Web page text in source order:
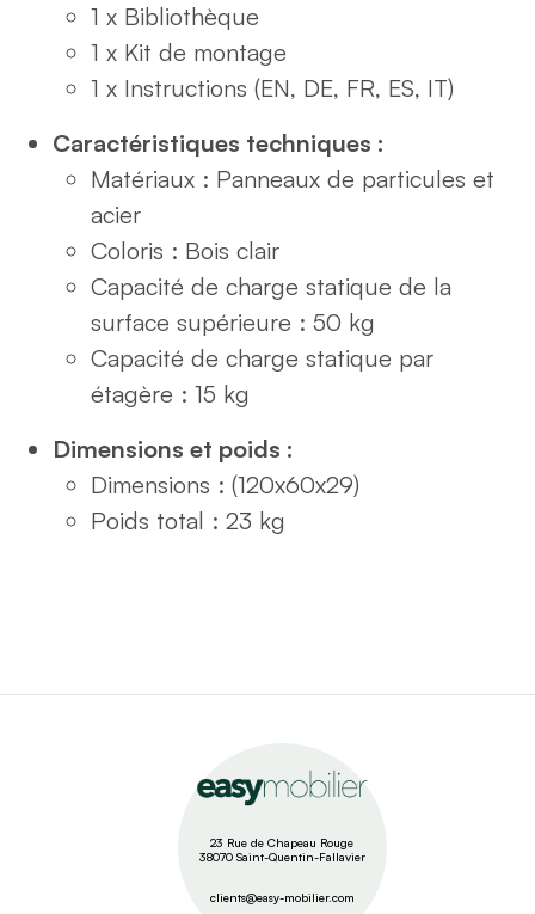
1 x Bibliothèque
1 x Kit de montage
1 x Instructions (EN, DE, FR, ES, IT)
Caractéristiques techniques :
Matériaux : Panneaux de particules et
acier
Coloris : Bois clair
Capacité de charge statique de la
surface supérieure : 50 kg
Capacité de charge statique par
étagère : 15 kg
Dimensions et poids :
Dimensions : (120x60x29)
Poids total : 23 kg
23 Rue de Chapeau Rouge
38070 Saint-Quentin-Fallavier
clients@easy-mobilier.com